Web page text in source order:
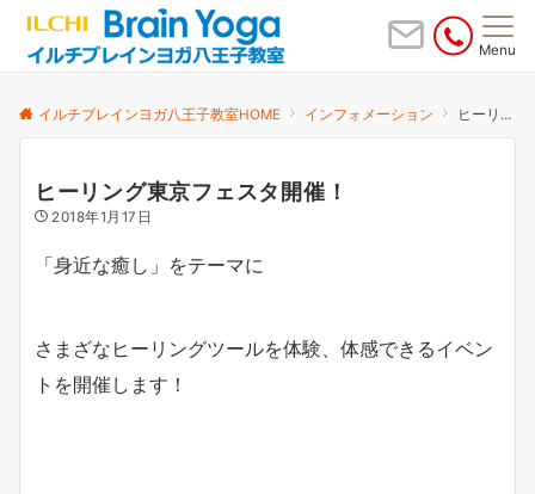
Menu
イルチブレインヨガ八王子教室HOME インフォメーション ヒーリング東京フェスタ開催！
ヒーリング東京フェスタ開催！
2018年1月17日
「身近な癒し」をテーマに
さまざなヒーリングツールを体験、体感できるイベン
トを開催します！